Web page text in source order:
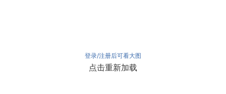
登录/注册后可看大图
点击重新加载